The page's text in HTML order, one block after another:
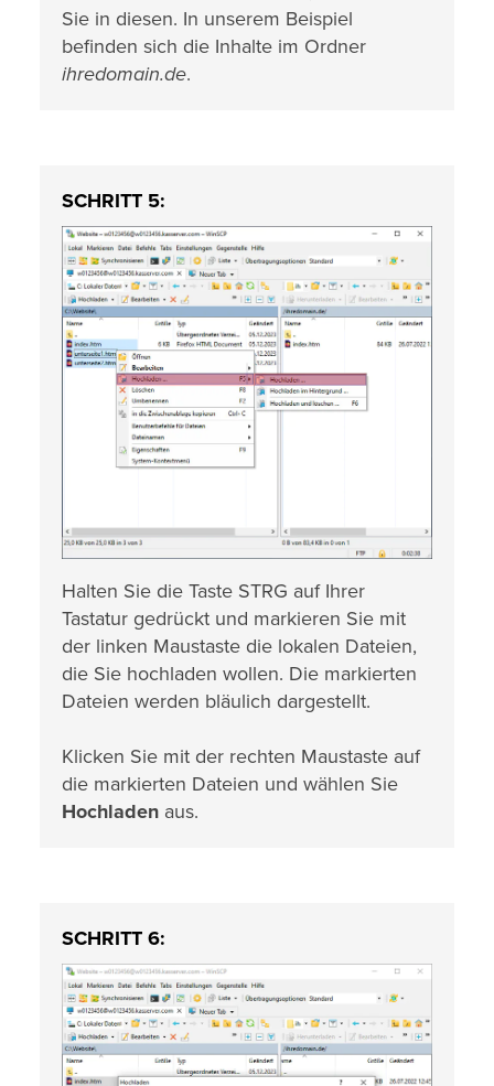
Sie in diesen. In unserem Beispiel
befinden sich die Inhalte im Ordner
ihredomain.de.
SCHRITT 5:
Halten Sie die Taste STRG auf Ihrer
Tastatur gedrückt und markieren Sie mit
der linken Maustaste die lokalen Dateien,
die Sie hochladen wollen. Die markierten
Dateien werden bläulich dargestellt.
Klicken Sie mit der rechten Maustaste auf
die markierten Dateien und wählen Sie
Hochladen aus.
SCHRITT 6: